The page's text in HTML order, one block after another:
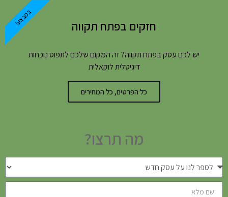
חזקים בפתח תקווה
יש לכם עסק בפתח תקווה? זה המקום שלכם לתפוס נוכחות
דיגיטלית לוקאלית
כל הפרטים, כל המחירים
במבצע!
מה תרצו?